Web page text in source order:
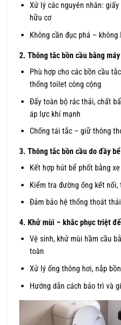
Xử lý các nguyên nhân:
hữu cơ
Không cần đục phá –
2. Thông tắc bồn cầu bằng
Phù hợp cho các bồn cầu
thống toilet công cộng
Đẩy toàn bộ rác thải, chất
áp lực khí mạnh
Chống tái tắc – giữ thông
3. Thông tắc bồn cầu do đầy
Kết hợp hút bể phốt bằng
Kiểm tra đường ống kết nối,
Đảm bảo hệ thống thoát
4. Khử mùi – khắc phục triệt
Vệ sinh, khử mùi hầm cầu
toàn
Xử lý ống thông hơi, nắp
Hướng dẫn cách bảo trì và